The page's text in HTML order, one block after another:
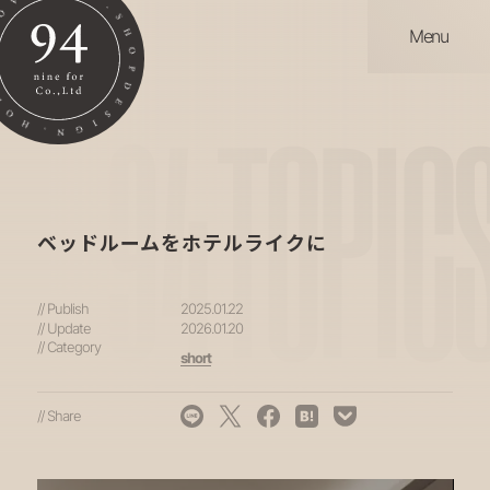
Menu
94
ベッドルームをホテルライクに
// Publish
2025.01.22
// Update
2026.01.20
// Category
short
// Share